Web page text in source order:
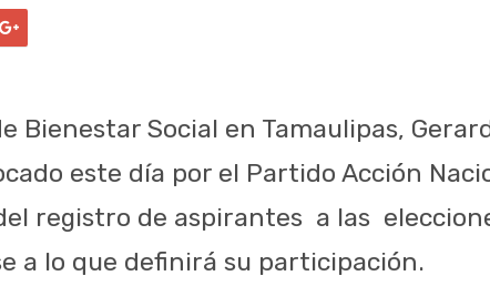
Bienestar Social en Tamaulipas,
este día por el Partido Acción
registro de aspirantes a las
a lo que definirá su participación.